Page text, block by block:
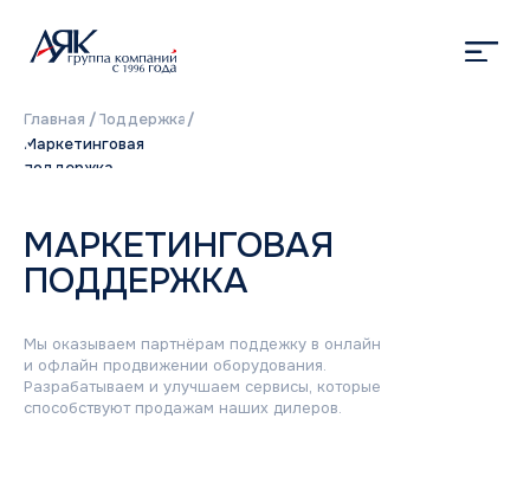
Главная /Поддержка/
Маркетинговая
поддержка
МАРКЕТИНГОВАЯ
ПОДДЕРЖКА
Мы оказываем партнёрам поддежку в онлайн
и офлайн продвижении оборудования.
Разрабатываем и улучшаем сервисы, которые
способствуют продажам наших дилеров.